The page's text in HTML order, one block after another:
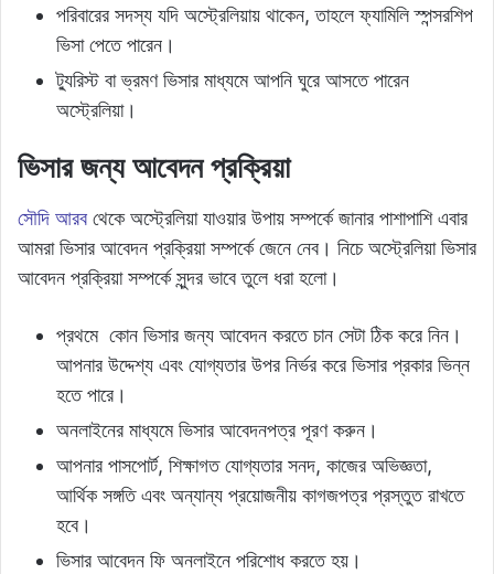
পরিবারের সদস্য যদি অস্ট্রেলিয়ায় থাকেন, তাহলে ফ্যামিলি স্পন্সরশিপ
ভিসা পেতে পারেন।
ট্যুরিস্ট বা ভ্রমণ ভিসার মাধ্যমে আপনি ঘুরে আসতে পারেন
অস্ট্রেলিয়া।
ভিসার জন্য আবেদন প্রক্রিয়া
সৌদি আরব থেকে অস্ট্রেলিয়া যাওয়ার উপায় সম্পর্কে জানার পাশাপাশি এবার
আমরা ভিসার আবেদন প্রক্রিয়া সম্পর্কে জেনে নেব। নিচে অস্ট্রেলিয়া ভিসার
আবেদন প্রক্রিয়া সম্পর্কে সুন্দর ভাবে তুলে ধরা হলো।
প্রথমে কোন ভিসার জন্য আবেদন করতে চান সেটা ঠিক করে নিন।
আপনার উদ্দেশ্য এবং যোগ্যতার উপর নির্ভর করে ভিসার প্রকার ভিন্ন
হতে পারে।
অনলাইনের মাধ্যমে ভিসার আবেদনপত্র পূরণ করুন।
আপনার পাসপোর্ট, শিক্ষাগত যোগ্যতার সনদ, কাজের অভিজ্ঞতা,
আর্থিক সঙ্গতি এবং অন্যান্য প্রয়োজনীয় কাগজপত্র প্রস্তুত রাখতে
হবে।
ভিসার আবেদন ফি অনলাইনে পরিশোধ করতে হয়।